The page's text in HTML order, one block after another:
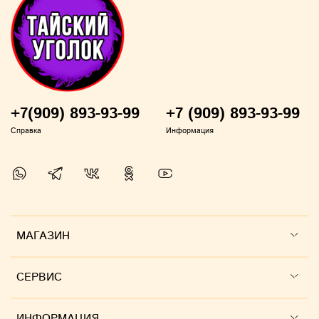
МАГАЗИН
СЕРВИС
+7(909) 893-93-99
Справка
+7 (909) 893-93-99
Информация